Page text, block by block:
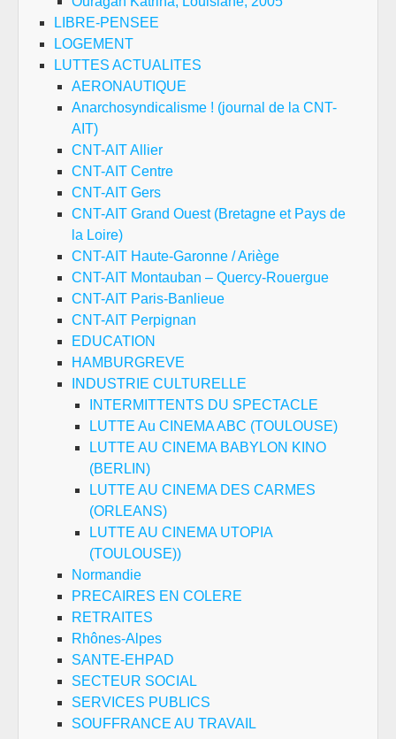
LIBRE-PENSEE
LOGEMENT
LUTTES ACTUALITES
AERONAUTIQUE
Anarchosyndicalisme ! (journal de la CNT-
AIT)
CNT-AIT Allier
CNT-AIT Centre
CNT-AIT Gers
CNT-AIT Grand Ouest (Bretagne et Pays de
la Loire)
CNT-AIT Haute-Garonne / Ariège
CNT-AIT Montauban – Quercy-Rouergue
CNT-AIT Paris-Banlieue
CNT-AIT Perpignan
EDUCATION
HAMBURGREVE
INDUSTRIE CULTURELLE
INTERMITTENTS DU SPECTACLE
LUTTE Au CINEMA ABC (TOULOUSE)
LUTTE AU CINEMA BABYLON KINO
(BERLIN)
LUTTE AU CINEMA DES CARMES
(ORLEANS)
LUTTE AU CINEMA UTOPIA
(TOULOUSE))
Normandie
PRECAIRES EN COLERE
RETRAITES
Rhônes-Alpes
SANTE-EHPAD
SECTEUR SOCIAL
SERVICES PUBLICS
SOUFFRANCE AU TRAVAIL